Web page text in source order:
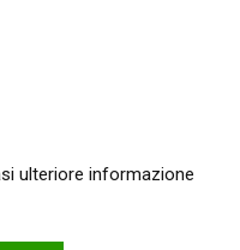
ulteriore informazione